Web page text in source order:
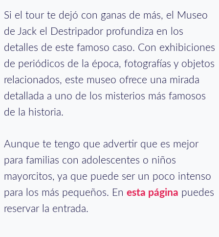
Si el tour te dejó con ganas de más, el Museo
de Jack el Destripador profundiza en los
detalles de este famoso caso. Con exhibiciones
de periódicos de la época, fotografías y objetos
relacionados, este museo ofrece una mirada
detallada a uno de los misterios más famosos
de la historia.
Aunque te tengo que advertir que es mejor
para familias con adolescentes o niños
mayorcitos, ya que puede ser un poco intenso
para los más pequeños. En esta página puedes
reservar la entrada.